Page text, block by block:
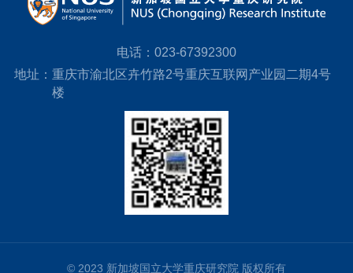
电话： 023-67392300
地址： 重庆市渝北区卉竹路2号重庆互联网产业园二期4号
楼
© 2023 新加坡国立大学重庆研究院 版权所有